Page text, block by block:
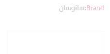
Brand:سانوسان